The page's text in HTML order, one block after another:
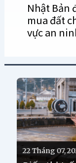
Nhật Bản
mua đất
vực an
21 Tháng 07,
Khi các